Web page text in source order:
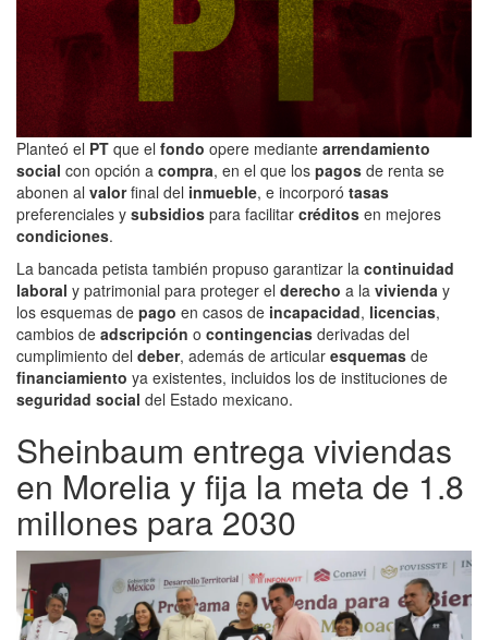
Planteó el PT que el fondo opere mediante arrendamiento
social con opción a compra, en el que los pagos de renta se
abonen al valorfinal del inmueble, e incorporó tasas
preferenciales y subsidios para facilitar créditos en mejores
condiciones.
La bancada petista también propuso garantizar la continuidad
laboral y patrimonial para proteger el derecho a la vivienda y
los esquemas de pago en casos de incapacidad, licencias,
cambios de adscripción o contingencias derivadas del
cumplimiento del deber, además de articular esquemas de
financiamiento ya existentes, incluidos los de instituciones de
seguridad social del Estado mexicano.
Sheinbaum entrega viviendas
en Morelia y fija la meta de 1.8
millones para 2030